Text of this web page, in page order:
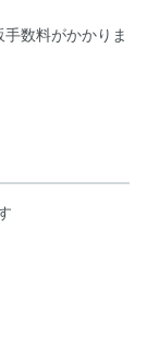
数料がかかりま